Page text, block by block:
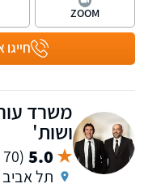
בתאונות עבודה,
קצין תגמולים, ייצוג
הערכאות הרלוונטיות
חייגו
ZOOM
משרד
ושות'
5.0 (70 ממליצים)
תל אביב